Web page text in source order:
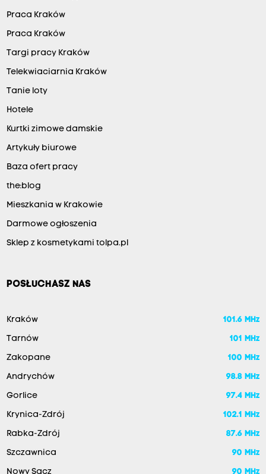
Praca Kraków
Praca Kraków
Targi pracy Kraków
Telekwiaciarnia Kraków
Tanie loty
Hotele
Kurtki zimowe damskie
Artykuły biurowe
Baza ofert pracy
the:blog
Mieszkania w Krakowie
Darmowe ogłoszenia
Sklep z kosmetykami tolpa.pl
POSŁUCHASZ NAS
Kraków 101.6 MHz
Tarnów 101 MHz
Zakopane 100 MHz
Andrychów 98.8 MHz
Gorlice 97.4 MHz
Krynica-Zdrój 102.1 MHz
Rabka-Zdrój 87.6 MHz
Szczawnica 90 MHz
Nowy Sącz 90 MHz